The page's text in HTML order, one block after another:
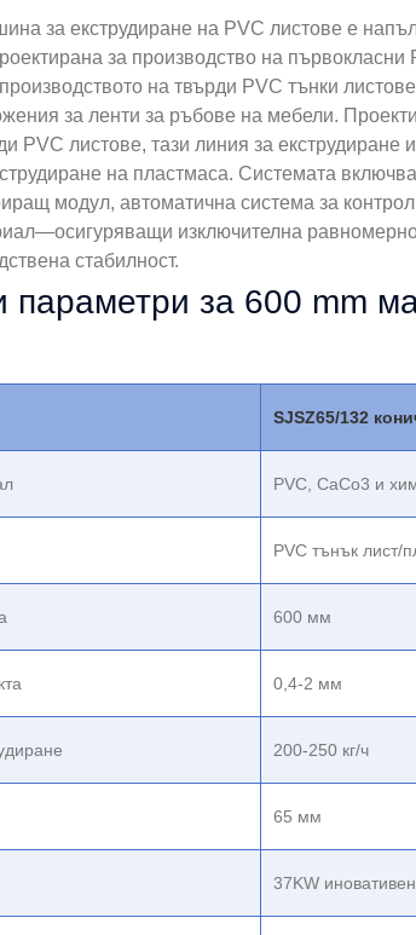
за екструдиране на PVC листове е
за производство на
на твърди PVC тънки
за ленти за ръбове на мебели.
PVC листове, тази линия за
на пластмаса. Системата
модул, автоматична система за
изключителна
стабилност.
параметри за 600 mm
SJSZ65/132
PVC, CaCo3 и
PVC тънък лист/
600 мм
0,4-2 мм
200-250 кг/ч
65 мм
37KW